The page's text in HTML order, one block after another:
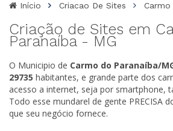
Início Criacao De Sites Carmo
Criação de Sites em
Paranaíba - MG
O Municipio de Carmo do Paranaíba/
29735 habitantes, e grande parte dos
acesso a internet, seja por smartphone,
Todo esse mundarel de gente PRECISA
que seu negócio fornece.